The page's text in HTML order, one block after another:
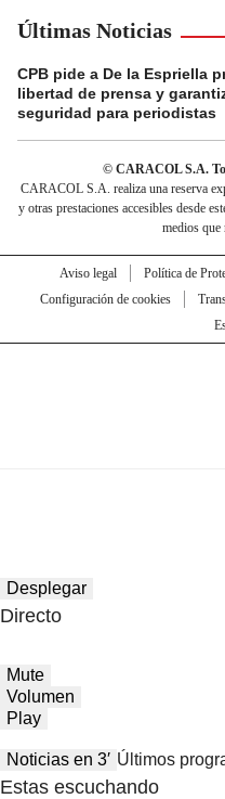
Últimas Noticias
CPB pide a De la Espriella
libertad de prensa y
seguridad para periodistas
© CARACOL S.A.
CARACOL S.A. realiza una reserva
y otras prestaciones accesibles desde
medios que
Aviso legal Política de
Configuración de cookies
Desplegar
Directo
Mute
Volumen
Play
Noticias en 3′ Últimos
Estas escuchando